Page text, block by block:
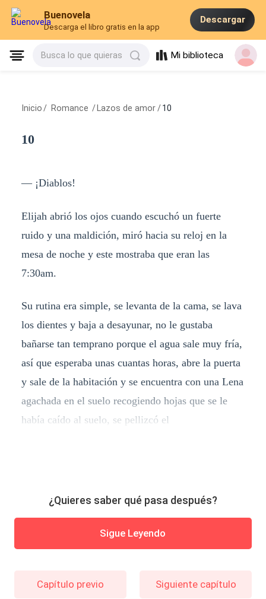
Buenovela
Descarga el libro gratis en la app
Descargar
Busca lo que quieras Mi biblioteca
Inicio / Romance / Lazos de amor / 10
10
— ¡Diablos!
Elijah abrió los ojos cuando escuchó un fuerte
ruido y una maldición, miró hacia su reloj en la
mesa de noche y este mostraba que eran las
7:30am.
Su rutina era simple, se levanta de la cama, se lava
los dientes y baja a desayunar, no le gustaba
bañarse tan temprano porque el agua sale muy fría,
así que esperaba unas cuantas horas, abre la puerta
y sale de la habitación y se encuentra con una Lena
agachada en el suelo recogiendo hojas que se le
había caído al suelo, se pellizcó el
¿Quieres saber qué pasa después?
Sigue Leyendo
Capítulo previo Siguiente capítulo